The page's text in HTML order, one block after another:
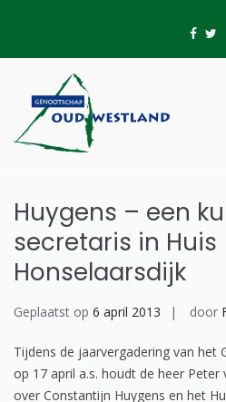
fb
Huygens – een
secretaris in Huis
Honselaarsdijk
Geplaatst op 6 april 2013 door
Tijdens de jaarvergadering van het
op 17 april a.s. houdt de heer Peter
over Constantijn Huygens en het